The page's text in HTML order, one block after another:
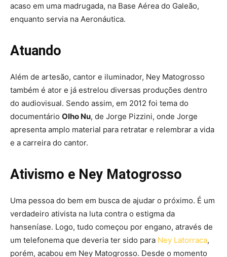
acaso em uma madrugada, na Base Aérea do Galeão,
enquanto servia na Aeronáutica.
Atuando
Além de artesão, cantor e iluminador, Ney Matogrosso
também é ator e já estrelou diversas produções dentro
do audiovisual. Sendo assim, em 2012 foi tema do
documentário Olho Nu, de Jorge Pizzini, onde Jorge
apresenta amplo material para retratar e relembrar a vida
e a carreira do cantor.
Ativismo e Ney Matogrosso
Uma pessoa do bem em busca de ajudar o próximo. É um
verdadeiro ativista na luta contra o estigma da
hanseníase. Logo, tudo começou por engano, através de
um telefonema que deveria ter sido para Ney Latorraca,
porém, acabou em Ney Matogrosso. Desde o momento